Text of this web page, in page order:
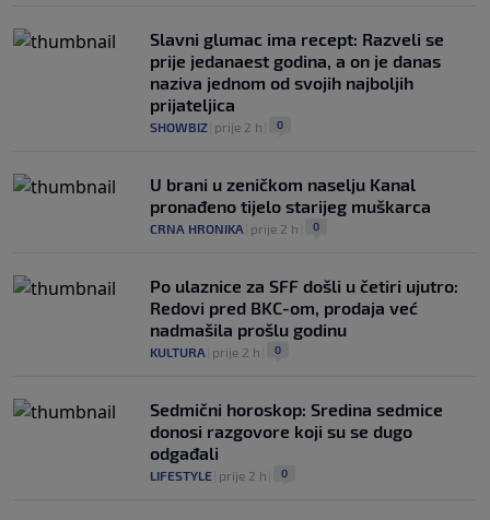
Slavni glumac ima recept: Razveli se
prije jedanaest godina, a on je danas
naziva jednom od svojih najboljih
prijateljica
SHOWBIZ prije 2 h 0
U brani u zeničkom naselju Kanal
pronađeno tijelo starijeg muškarca
CRNA HRONIKA prije 2 h 0
Po ulaznice za SFF došli u četiri ujutro:
Redovi pred BKC-om, prodaja već
nadmašila prošlu godinu
KULTURA prije 2 h 0
Sedmični horoskop: Sredina sedmice
donosi razgovore koji su se dugo
odgađali
LIFESTYLE prije 2 h 0